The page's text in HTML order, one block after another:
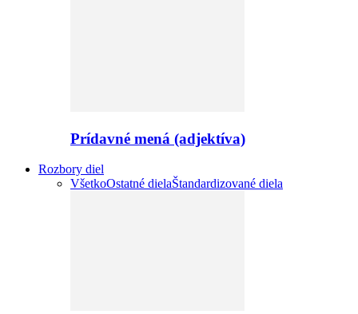
Prídavné mená (adjektíva)
Rozbory diel
VšetkoOstatné dielaŠtandardizované diela